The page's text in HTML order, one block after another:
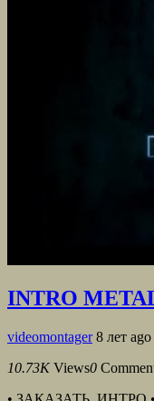
INTRO
videomontager 8 лет ago
10.73K Views0